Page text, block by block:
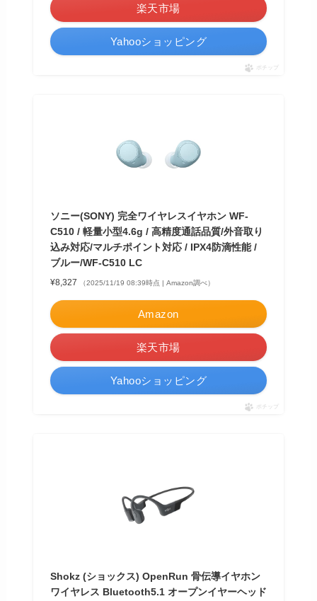
楽天市場
Yahooショッピング
ポチップ
ソニー(SONY) 完全ワイヤレスイヤホン WF-
C510 / 軽量小型4.6g / 高精度通話品質/外音取り
込み対応/マルチポイント対応 / IPX4防滴性能 /
ブルー/WF-C510 LC
¥8,327 （2025/11/19 08:39時点 | Amazon調べ）
Amazon
楽天市場
Yahooショッピング
ポチップ
Shokz (ショックス) OpenRun 骨伝導イヤホン
ワイヤレス Bluetooth5.1 オープンイヤーヘッド